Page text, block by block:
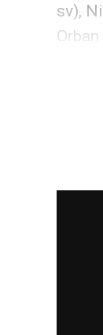
sv),